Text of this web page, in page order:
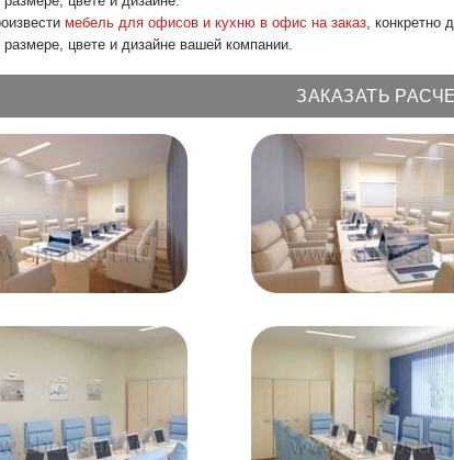
мебель для офисов и кухню в офис на заказ, конкретно
цвете и дизайне вашей компании.
ЗАКАЗАТЬ